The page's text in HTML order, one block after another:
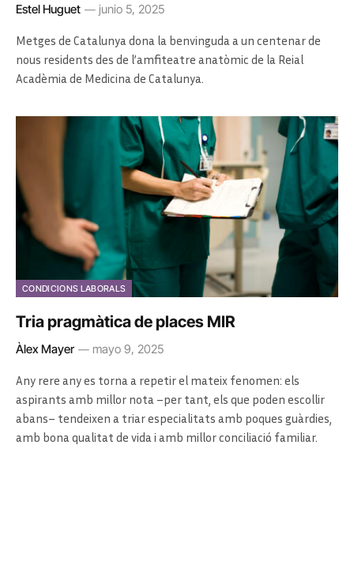
Estel Huguet junio 5, 2025
Metges de Catalunya dona la benvinguda a un centenar de
nous residents des de l’amfiteatre anatòmic de la Reial
Acadèmia de Medicina de Catalunya.
CONDICIONS LABORALS
Tria pragmàtica de places MIR
Àlex Mayer mayo 9, 2025
Any rere any es torna a repetir el mateix fenomen: els
aspirants amb millor nota –per tant, els que poden escollir
abans– tendeixen a triar especialitats amb poques guàrdies,
amb bona qualitat de vida i amb millor conciliació familiar.